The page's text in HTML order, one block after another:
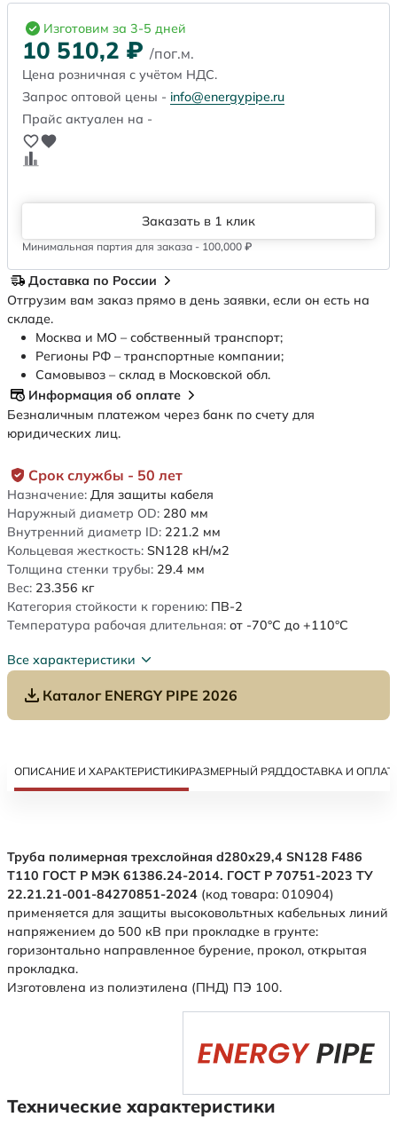
Срок службы - 50 лет
Назначение: Для защиты кабеля
Наружный диаметр OD: 280 мм
Внутренний диаметр ID: 221.2 мм
Кольцевая жесткость: SN128 кН/м2
Толщина стенки трубы: 29.4 мм
Вес: 23.356 кг
Категория стойкости к горению: ПВ-2
Температура рабочая длительная: от -70°C до +110°C
Все характеристики
Каталог ENERGY PIPE 2026
Изготовим за 3-5 дней
10 510,2 ₽ /пог.м.
Цена розничная с учётом НДС.
Запрос оптовой цены - info@energypipe.ru
Прайс актуален на -
Заказать в 1 клик
Минимальная партия для заказа - 100,000 ₽
Доставка по России
Отгрузим вам заказ прямо в день заявки, если он есть на
складе.
Москва и МО – собственный транспорт;
Регионы РФ – транспортные компании;
Самовывоз – склад в Московской обл.
Информация об оплате
Безналичным платежом через банк по счету для
юридических лиц.
ОПИСАНИЕ И ХАРАКТЕРИСТИКИРАЗМЕРНЫЙ РЯДДОСТАВКА И
Труба полимерная трехслойная d280х29,4 SN128 F486
Т110 ГОСТ Р МЭК 61386.24-2014. ГОСТ Р 70751-2023 ТУ
22.21.21-001-84270851-2024 (код товара: 010904)
применяется для защиты высоковольтных кабельных линий
напряжением до 500 кВ при прокладке в грунте:
горизонтально направленное бурение, прокол, открытая
прокладка.
Изготовлена из полиэтилена (ПНД) ПЭ 100.
Технические характеристики